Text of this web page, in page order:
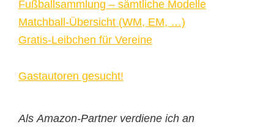
Fußballsammlung – sämtliche Modelle
Matchball-Übersicht (WM, EM, …)
Gratis-Leibchen für Vereine
Gastautoren gesucht!
Als Amazon-Partner verdiene ich an